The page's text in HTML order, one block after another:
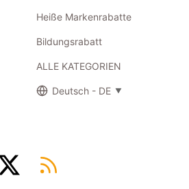
Heiße Markenrabatte
Bildungsrabatt
ALLE KATEGORIEN
Deutsch - DE